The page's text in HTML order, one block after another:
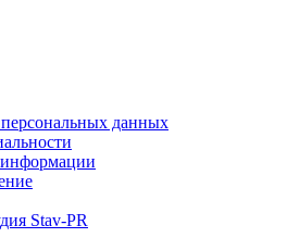
данных
Stav-PR